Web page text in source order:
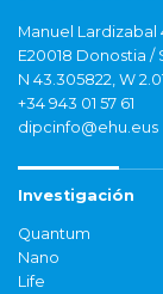
Manuel Lardizabal
E20018 Donostia /
N 43.305822, W
+34 943 01 57 61
dipcinfo@ehu.eus
Investigación
Quantum
Nano
Life